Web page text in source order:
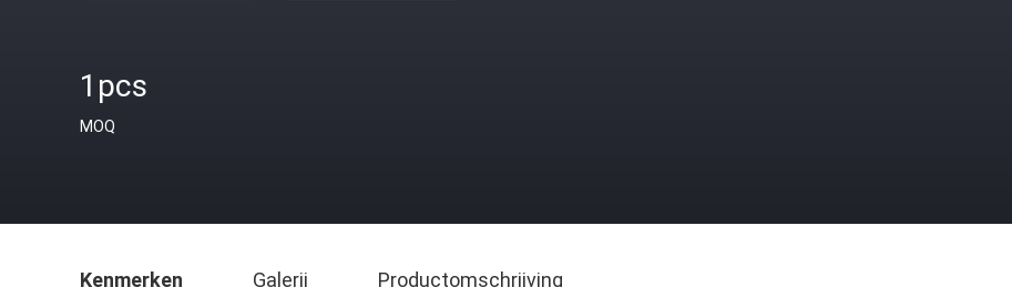
1pcs
MOQ
Kenmerken Galerij Productomschrijving